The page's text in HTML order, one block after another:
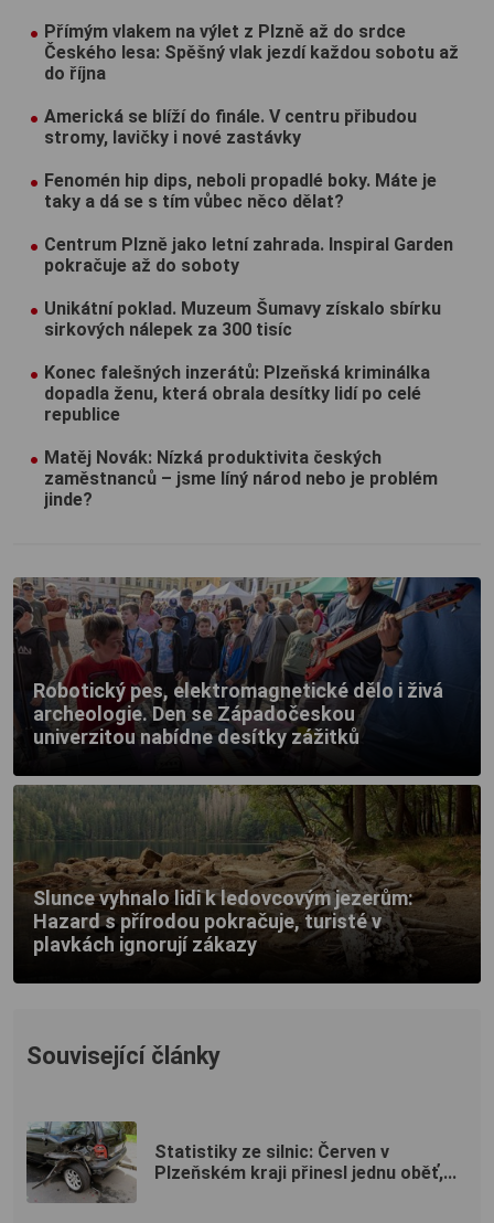
Přímým vlakem na výlet z Plzně až do srdce
Českého lesa: Spěšný vlak jezdí každou sobotu až
do října
Americká se blíží do finále. V centru přibudou
stromy, lavičky i nové zastávky
Fenomén hip dips, neboli propadlé boky. Máte je
taky a dá se s tím vůbec něco dělat?
Centrum Plzně jako letní zahrada. Inspiral Garden
pokračuje až do soboty
Unikátní poklad. Muzeum Šumavy získalo sbírku
sirkových nálepek za 300 tisíc
Konec falešných inzerátů: Plzeňská kriminálka
dopadla ženu, která obrala desítky lidí po celé
republice
Matěj Novák: Nízká produktivita českých
zaměstnanců – jsme líný národ nebo je problém
jinde?
Robotický pes, elektromagnetické dělo i živá
archeologie. Den se Západočeskou
univerzitou nabídne desítky zážitků
Slunce vyhnalo lidi k ledovcovým jezerům:
Hazard s přírodou pokračuje, turisté v
plavkách ignorují zákazy
Související články
Statistiky ze silnic: Červen v
Plzeňském kraji přinesl jednu oběť,...